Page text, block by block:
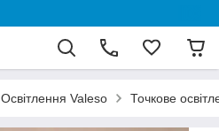
Освітлення Valeso Точкове